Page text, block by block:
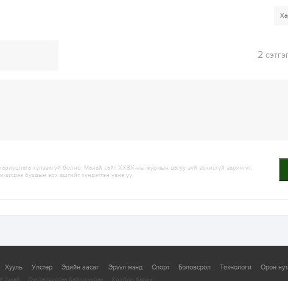
2
хүлээхгүй болно. Манай сайт ХХЗХ-ны журмын дагуу зүй зохисгүй зарим үг,
бусдын эрх ашгийг хүндэтгэн үзнэ үү.
Хууль Улстөр Эдийн засаг Эрүүл мэнд Спорт Боловсрол Технологи Орон